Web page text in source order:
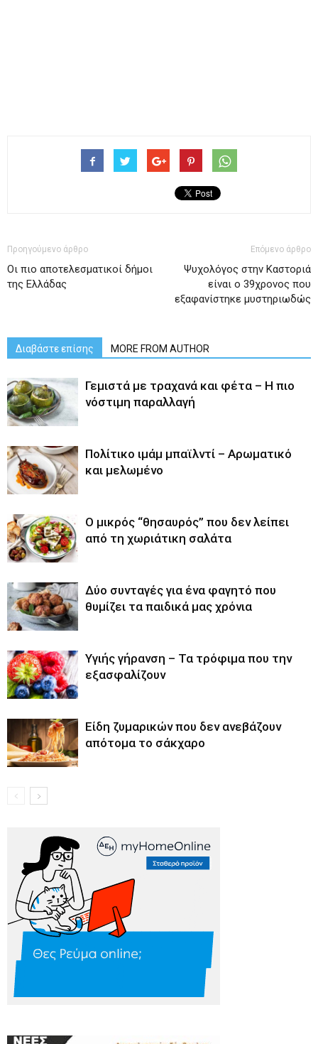
Προηγούμενο άρθρο
Οι πιο αποτελεσματικοί δήμοι
της Ελλάδας
Επόμενο άρθρο
Ψυχολόγος στην Καστοριά
είναι ο 39χρονος που
εξαφανίστηκε μυστηριωδώς
Διαβάστε επίσης MORE FROM AUTHOR
Γεμιστά με τραχανά και φέτα – Η πιο
νόστιμη παραλλαγή
Πολίτικο ιμάμ μπαϊλντί – Αρωματικό
και μελωμένο
O μικρός “θησαυρός” που δεν λείπει
από τη χωριάτικη σαλάτα
Δύο συνταγές για ένα φαγητό που
θυμίζει τα παιδικά μας χρόνια
Υγιής γήρανση – Τα τρόφιμα που την
εξασφαλίζουν
Είδη ζυμαρικών που δεν ανεβάζουν
απότομα το σάκχαρο